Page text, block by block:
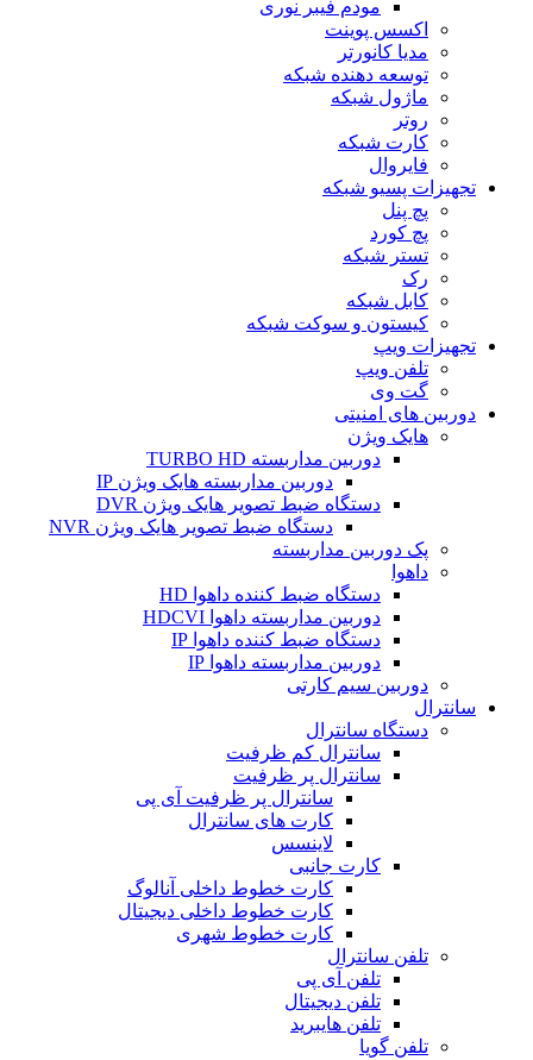
مودم فیبر نوری
اکسس پوینت
مدیا کانورتر
توسعه دهنده شبکه
ماژول شبکه
روتر
کارت شبکه
فایروال
تجهیزات پسیو شبکه
پچ پنل
پچ کورد
تستر شبکه
رک
کابل شبکه
کیستون و سوکت شبکه
تجهیزات ویپ
تلفن ویپ
گت وی
دوربین های امنیتی
هایک ویژن
دوربین مداربسته TURBO HD
دوربین مداربسته هایک ویژن IP
دستگاه ضبط تصویر هایک ویژن DVR
دستگاه ضبط تصویر هایک ویژن NVR
پک دوربین مداربسته
داهوا
دستگاه ضبط کننده داهوا HD
دوربین مداربسته داهوا HDCVI
دستگاه ضبط کننده داهوا IP
دوربین مداربسته داهوا IP
دوربین سیم کارتی
سانترال
دستگاه سانترال
سانترال کم ظرفیت
سانترال پر ظرفیت
سانترال پر ظرفیت آی پی
کارت های سانترال
لاینسس
کارت جانبی
کارت خطوط داخلی آنالوگ
کارت خطوط داخلی دیجیتال
کارت خطوط شهری
تلفن سانترال
تلفن آی پی
تلفن دیجیتال
تلفن هایبرید
تلفن گویا